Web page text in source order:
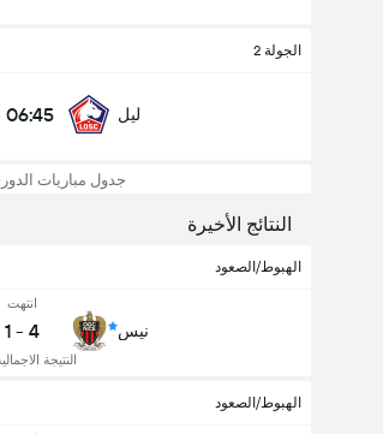
الجولة 2
ليل 06:45 م
جدول مباريات
النتائج الأخيرة
الهبوط/الصعود
نيس
انتهت
4
-
1
النتيجة الاجمالية 4
الهبوط/الصعود
إجمالي عدد المصوتين 1,098